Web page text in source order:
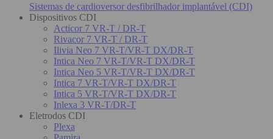
Sistemas de cardioversor desfibrilhador implantável (CDI)
Dispositivos CDI
Acticor 7 VR-T / DR-T
Rivacor 7 VR-T / DR-T
Ilivia Neo 7 VR-T/VR-T DX/DR-T
Intica Neo 7 VR-T/VR-T DX/DR-T
Intica Neo 5 VR-T/VR-T DX/DR-T
Intica 7 VR-T/VR-T DX/DR-T
Intica 5 VR-T/VR-T DX/DR-T
Inlexa 3 VR-T/DR-T
Eletrodos CDI
Plexa